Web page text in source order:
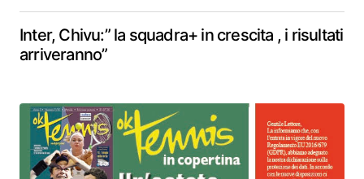
Inter, Chivu:” la squadra+ in crescita , i risultati
arriveranno”